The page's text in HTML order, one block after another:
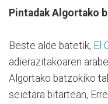
Pintadak Algortako
Beste alde batetik, El
adierazitakoaren
Algortako batzokiko
seietara bitartean,